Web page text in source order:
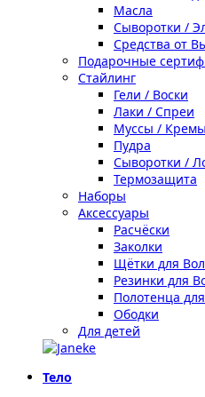
Масла
Сыворотки /
Средства от
Подарочные
Стайлинг
Гели / Воски
Лаки / Спреи
Муссы / Кремы
Пудра
Сыворотки /
Термозащита
Наборы
Аксессуары
Расчёски
Заколки
Щётки для
Резинки для
Полотенца
Ободки
Для детей
Тело